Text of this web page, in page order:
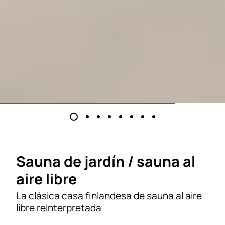
Sauna de jardín / sauna al
aire libre
La clásica casa finlandesa de sauna al aire
libre reinterpretada